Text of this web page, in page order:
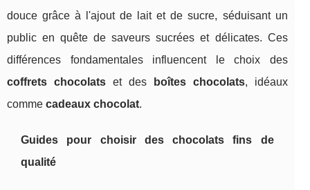
douce grâce à l'ajout de lait et de sucre, séduisant un
public en quête de saveurs sucrées et délicates. Ces
différences fondamentales influencent le choix des
coffrets chocolatset des boîtes chocolats, idéaux
comme cadeaux chocolat.
Guides pour choisir des chocolats fins de
qualité